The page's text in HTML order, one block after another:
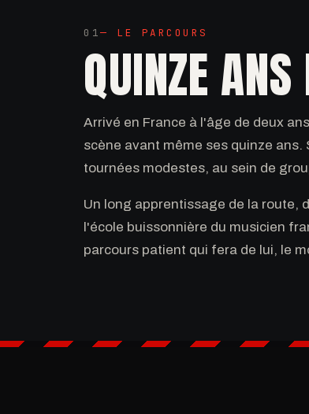
01— LE PARCOURS
QUINZE
Arrivé en France à l'âge de deux
scène avant même ses quinze
tournées modestes, au sein de
Un long apprentissage de la route,
l'école buissonnière du musicien
parcours patient qui fera de lui, le